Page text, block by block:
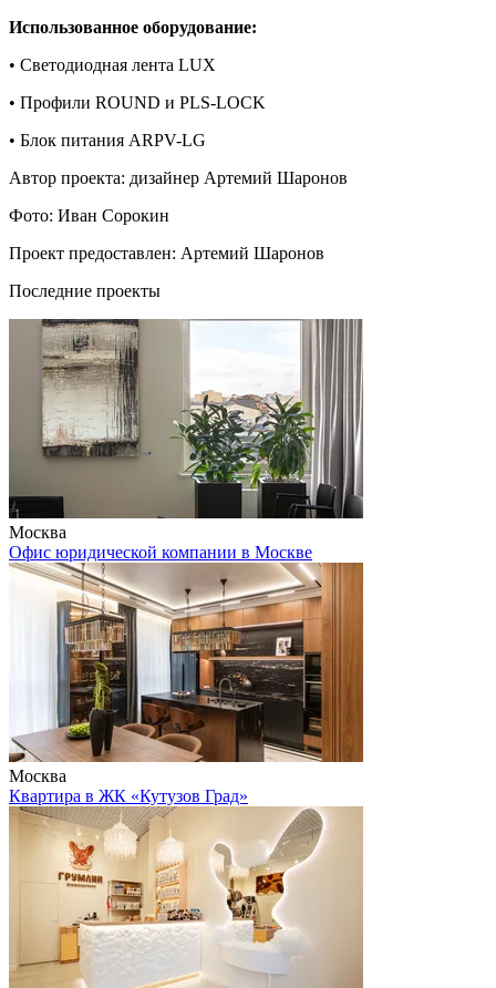
Использованное оборудование:
• Светодиодная лента LUX
• Профили ROUND и PLS-LOCK
• Блок питания ARPV-LG
Автор проекта: дизайнер Артемий Шаронов
Фото: Иван Сорокин
Проект предоставлен: Артемий Шаронов
Последние проекты
Москва
Офис юридической компании в Москве
Москва
Квартира в ЖК «Кутузов Град»